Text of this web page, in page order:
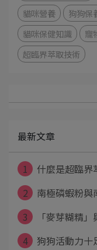
貓咪營養
狗狗保
貓咪保健知識
寵
超臨界萃取技術
最新文章
1
什麼是超臨
2
南極磷蝦粉
3
「麥芽糊精
4
狗狗活動力